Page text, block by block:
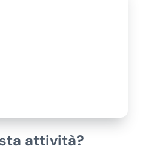
attività?